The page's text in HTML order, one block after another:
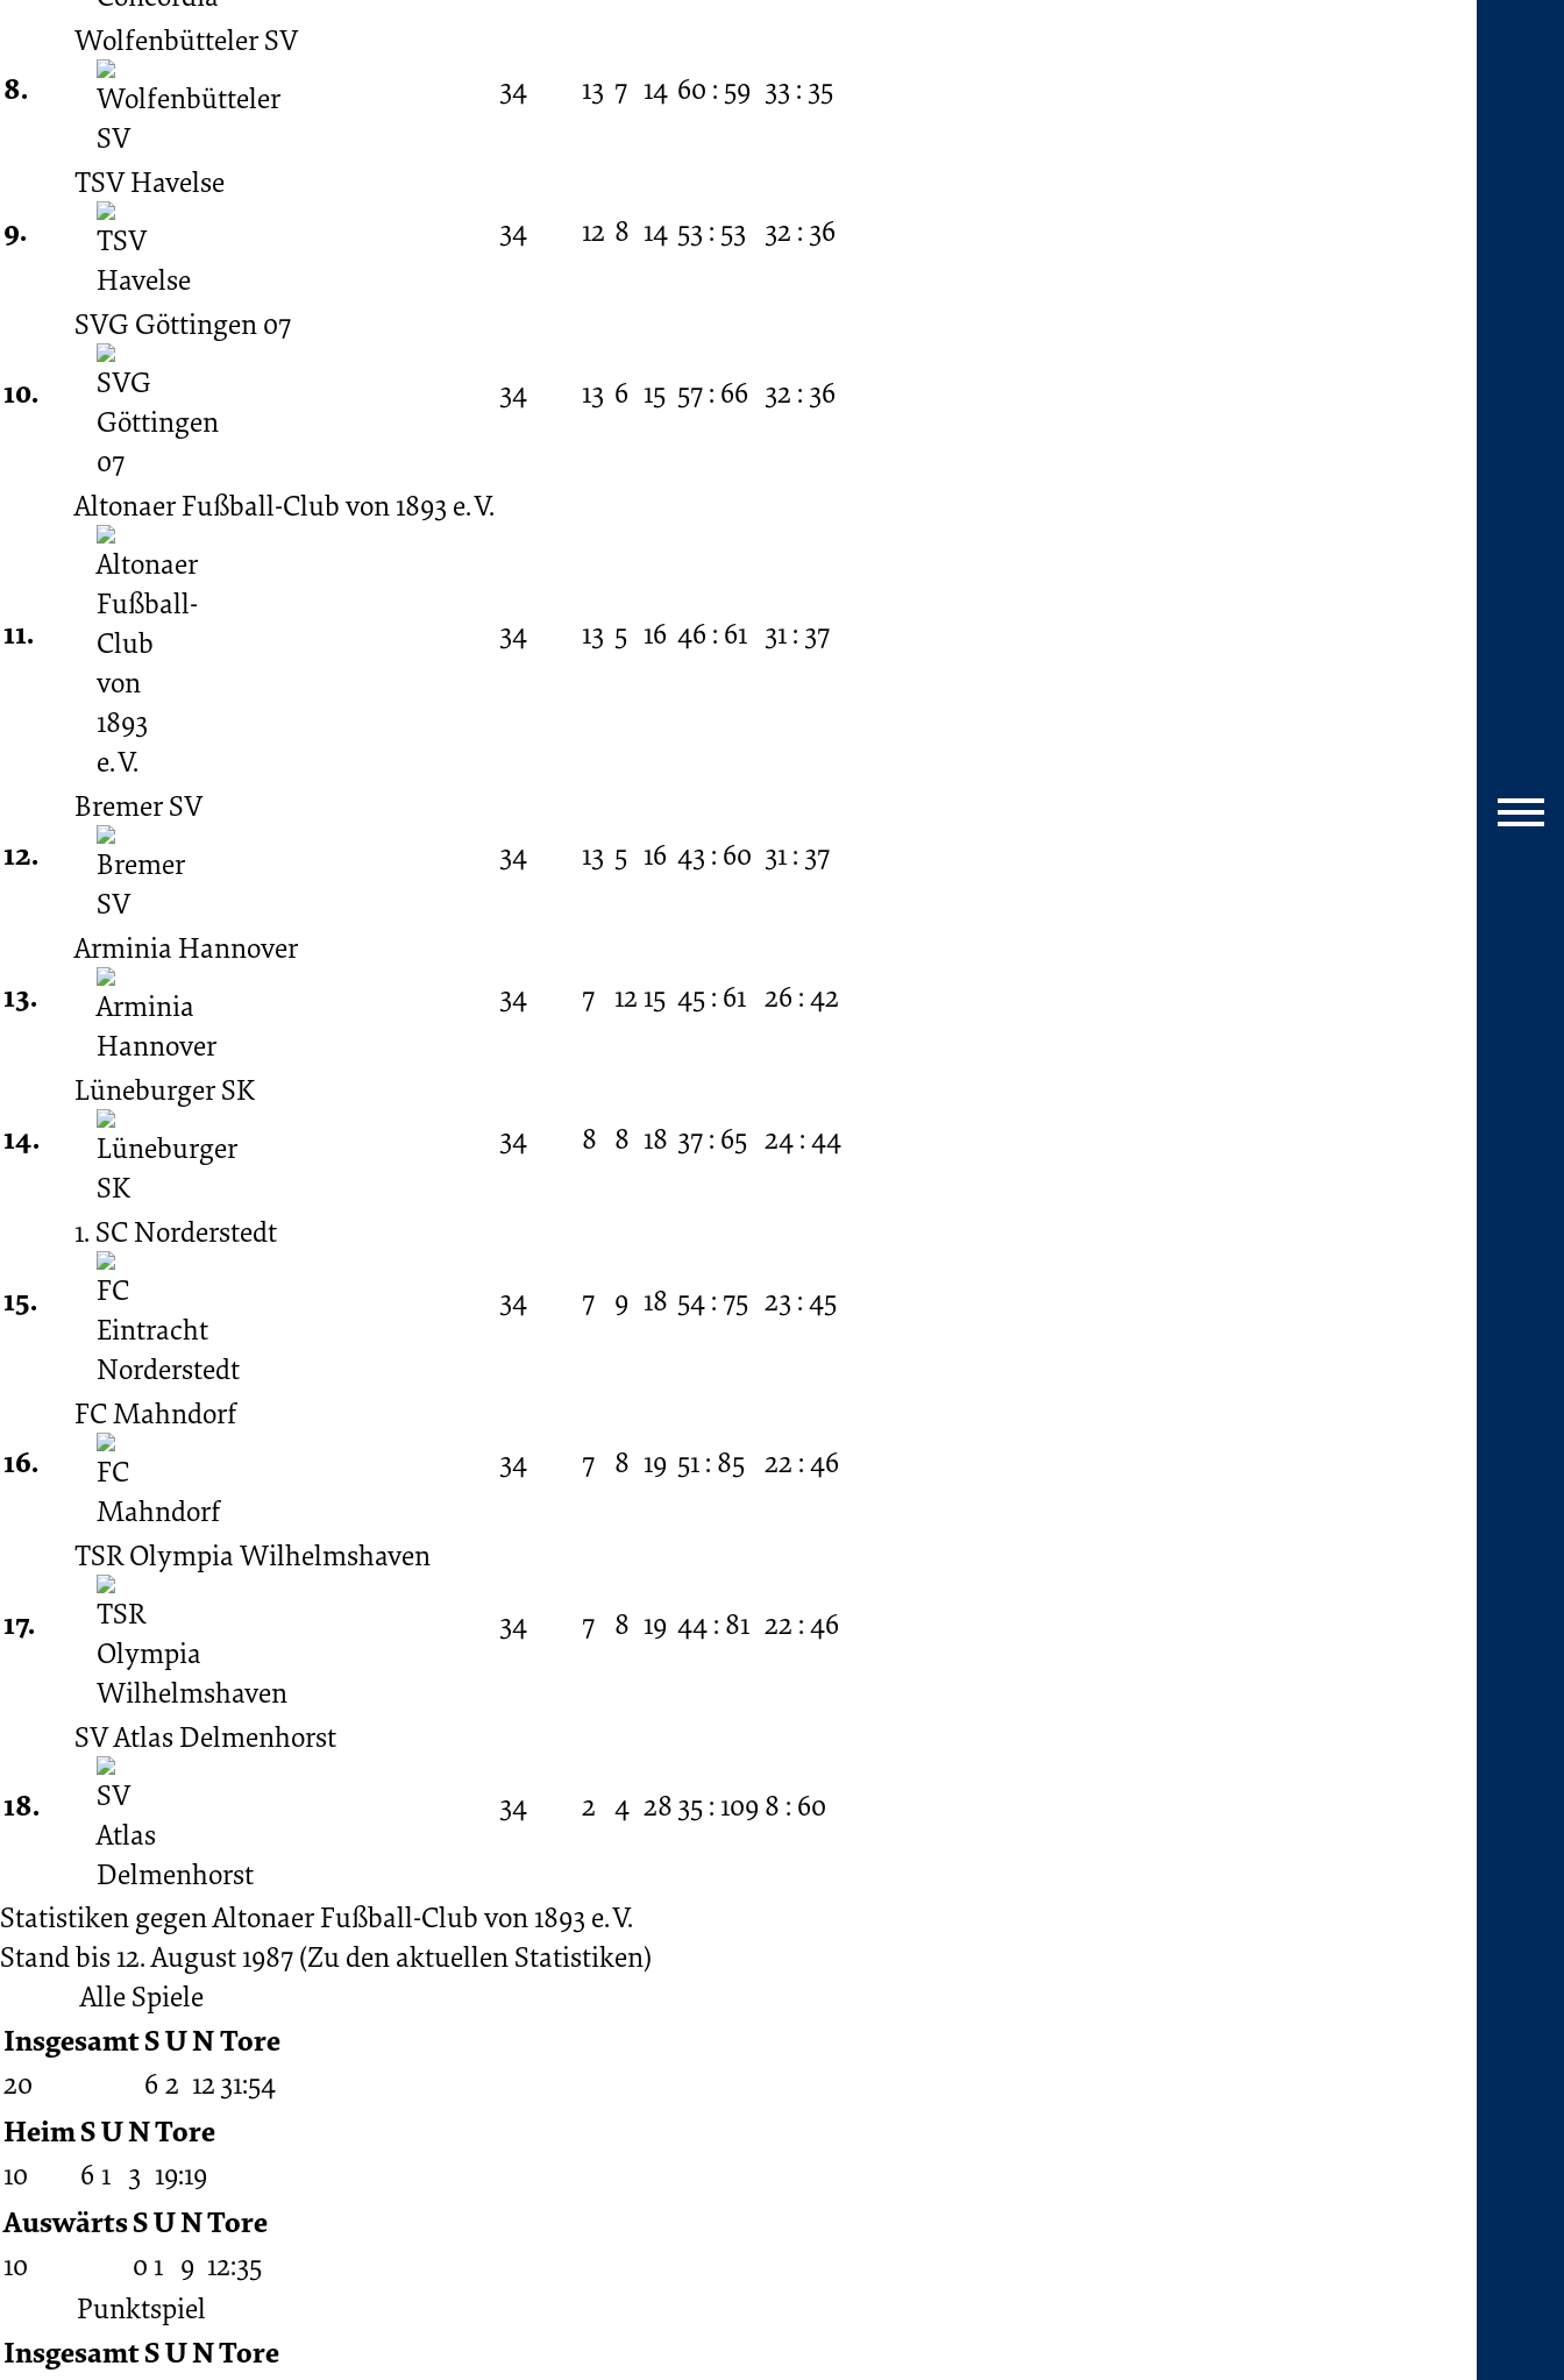
8.
Wolfenbütteler SV
34
13 7 14 60 : 59 33 : 35
9.
TSV Havelse
34
12 8 14 53 : 53 32 : 36
10.
SVG Göttingen 07
34
13 6 15 57 : 66 32 : 36
11.
Altonaer Fußball-Club von 1893 e. V.
34 13 5 16 46 : 61 31 : 37
12.
Bremer SV
34
13 5 16 43 : 60 31 : 37
13.
Arminia Hannover
34
7 12 15 45 : 61 26 : 42
14.
Lüneburger SK
34
8 8 18 37 : 65 24 : 44
15.
1. SC Norderstedt
34
7 9 18 54 : 75 23 : 45
16.
FC Mahndorf
34
7 8 19 51 : 85 22 : 46
17.
TSR Olympia Wilhelmshaven
34
7 8 19 44 : 81 22 : 46
18.
SV Atlas Delmenhorst
34
2 4 2835 : 109 8 : 60
Statistiken gegenAltonaer Fußball-Club von 1893 e. V.
Stand bis 12. August 1987(Zu den aktuellen Statistiken)
Alle Spiele
InsgesamtSUNTore
20 6 2 1231:54
HeimSUNTore
10 6 1 3 19:19
AuswärtsSUNTore
10 0 1 9 12:35
Punktspiel
InsgesamtSUNTore